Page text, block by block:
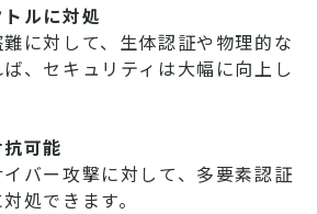
ルに対処
に対して、生体認証や物理的な
、セキュリティは大幅に向上し
可能
バー攻撃に対して、多要素認証
処できます。